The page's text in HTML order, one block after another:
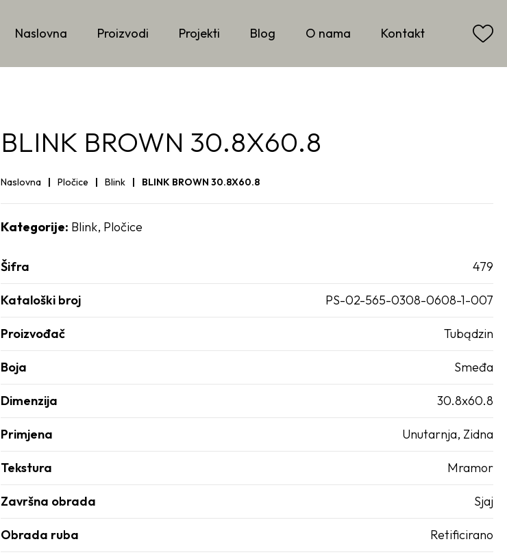
Naslovna Proizvodi Projekti Blog O nama Kontakt
BLINK BROWN 30.8X60.8
Naslovna Pločice Blink BLINK BROWN 30.8X60.8
Kategorije: Blink, Pločice
Šifra 479
Kataloški broj PS-02-565-0308-0608-1-007
Proizvođač Tubądzin
Boja Smeđa
Dimenzija 30.8x60.8
Primjena Unutarnja, Zidna
Tekstura Mramor
Završna obrada Sjaj
Obrada ruba Retificirano